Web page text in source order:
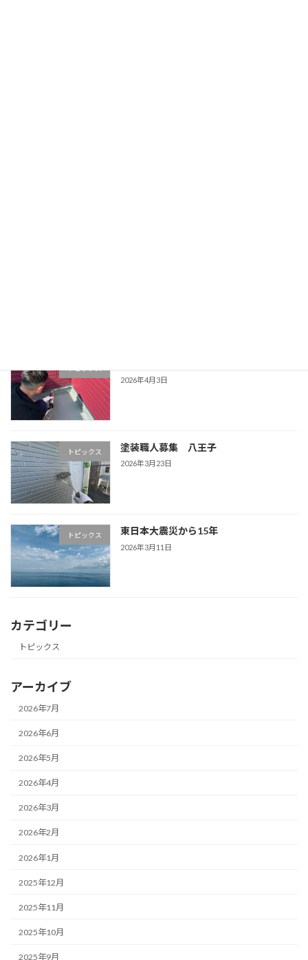
トピックス
2026年4月3日
トピックス 塗装職人募集 八王子
2026年3月23日
トピックス 東日本大震災から15年
2026年3月11日
カテゴリー
トピックス
アーカイブ
2026年7月
2026年6月
2026年5月
2026年4月
2026年3月
2026年2月
2026年1月
2025年12月
2025年11月
2025年10月
2025年9月